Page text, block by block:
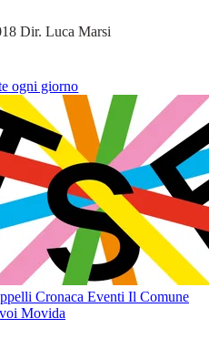
Dir. Luca Marsi
ogni giorno
Cronaca Eventi Il Comune
Movida